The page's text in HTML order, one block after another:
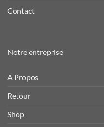
Contact
Notre entreprise
A Propos
Retour
Shop